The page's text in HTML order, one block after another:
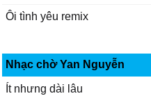
Ôi tình yêu remix
Nhạc chờ Yan Nguyễn
Ít nhưng dài lâu